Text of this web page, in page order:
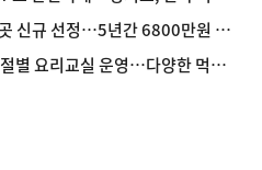
신규 선정…5년간 6800만원 지
별 요리교실 운영…다양한 먹거